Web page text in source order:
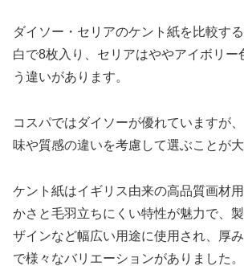
ダイソー・セリアのケント紙を比較す
白で8枚入り、セリアはややアイボリー
う違いがあります。
コスパではダイソーが優れていますが
味や質感の違いを考慮して選ぶことが大
ケント紙はイギリス由来の高品質画材
かさと毛羽立ちにくい特性が魅力で、
ザインなど幅広い用途に使用され、厚
で様々なバリエーションがありました。